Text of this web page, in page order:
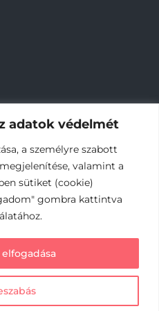
adatok védelmét
a személyre szabott
valamint a
sütiket (cookie)
gombra kattintva
elfogadása
Nagy Tímea © Minden
Payment Zrt. biztosítja,
H-EN-I-1064/2013